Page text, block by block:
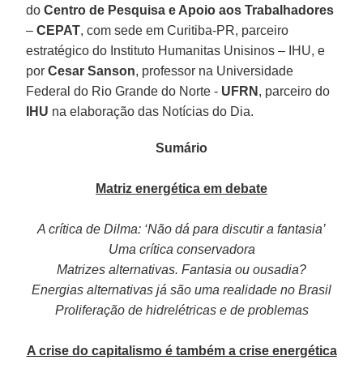
doCentro de Pesquisa e Apoio aos Trabalhadores
–CEPAT, com sede em Curitiba-PR, parceiro
estratégico do Instituto Humanitas Unisinos – IHU, e
porCesar Sanson, professor na Universidade
Federal do Rio Grande do Norte - UFRN , parceiro do
IHU na elaboração das Notícias do Dia.
Sumário
Matriz energética em debate
A crítica de Dilma: ‘Não dá para discutir a fantasia’
Uma crítica conservadora
Matrizes alternativas. Fantasia ou ousadia?
Energias alternativas já são uma realidade no Brasil
Proliferação de hidrelétricas e de problemas
A crise do capitalismo é também a crise energética